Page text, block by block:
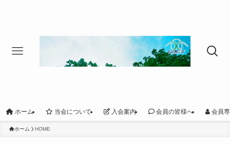
ホーム 当会について 入会案内 会員の皆様へ 会員
ホーム HOME